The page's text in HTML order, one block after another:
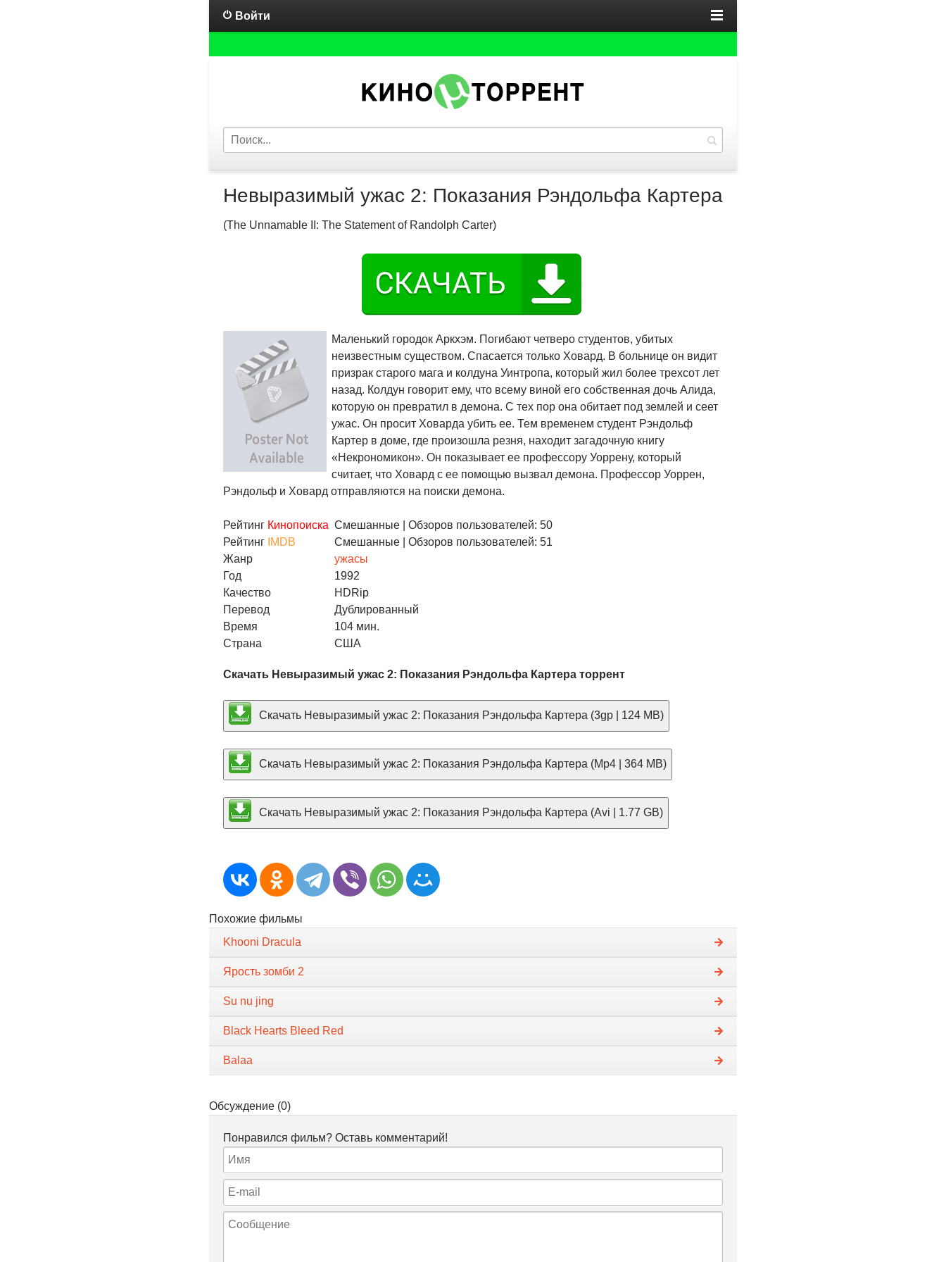
Войти
Невыразимый ужас 2: Показания Рэндольфа Картера
(The Unnamable II: The Statement of Randolph Carter)
Маленький городок Аркхэм. Погибают четверо студентов, убитых
неизвестным существом. Спасается только Ховард. В больнице он видит
призрак старого мага и колдуна Уинтропа, который жил более трехсот лет
назад. Колдун говорит ему, что всему виной его собственная дочь Алида,
которую он превратил в демона. С тех пор она обитает под землей и сеет
ужас. Он просит Ховарда убить ее. Тем временем студент Рэндольф
Картер в доме, где произошла резня, находит загадочную книгу
«Некрономикон». Он показывает ее профессору Уоррену, который
считает, что Ховард с ее помощью вызвал демона. Профессор Уоррен,
Рэндольф и Ховард отправляются на поиски демона.
Рейтинг Кинопоиска Смешанные | Обзоров пользователей: 50
Рейтинг IMDB Смешанные | Обзоров пользователей: 51
Жанр
ужасы
Год
1992
Качество
HDRip
Перевод
Дублированный
Время
104 мин.
Страна
США
Скачать Невыразимый ужас 2: Показания Рэндольфа Картера торрент
Скачать Невыразимый ужас 2: Показания Рэндольфа Картера (3gp | 124 MB)
Скачать Невыразимый ужас 2: Показания Рэндольфа Картера (Mp4 | 364 MB)
Скачать Невыразимый ужас 2: Показания Рэндольфа Картера (Avi | 1.77 GB)
Похожие фильмы
Khooni Dracula
Ярость зомби 2
Su nu jing
Black Hearts Bleed Red
Balaa
Обсуждение (0)
Понравился фильм? Оставь комментарий!